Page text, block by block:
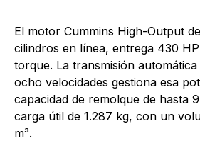
El motor Cummins High-Output
cilindros en línea, entrega 430
torque. La transmisión
ocho velocidades gestiona esa
capacidad de remolque de hasta
carga útil de 1.287 kg, con un
m³.